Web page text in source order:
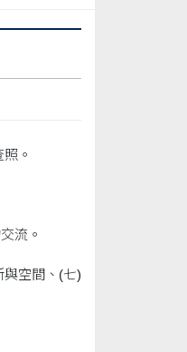
。
流。
空間、(七)